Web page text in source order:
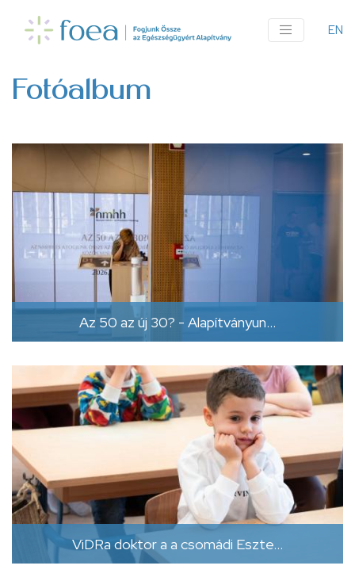
tartalomra
EN
Fotóalbum
Az 50 az új 30? - Alapítványun…
ViDRa doktor a a csomádi Eszte…